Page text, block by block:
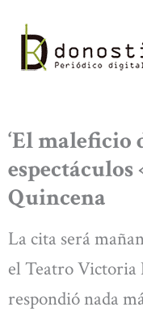
contenido
‘El maleficio
espectáculos
Quincena
La cita será
el Teatro Victoria
respondió nada